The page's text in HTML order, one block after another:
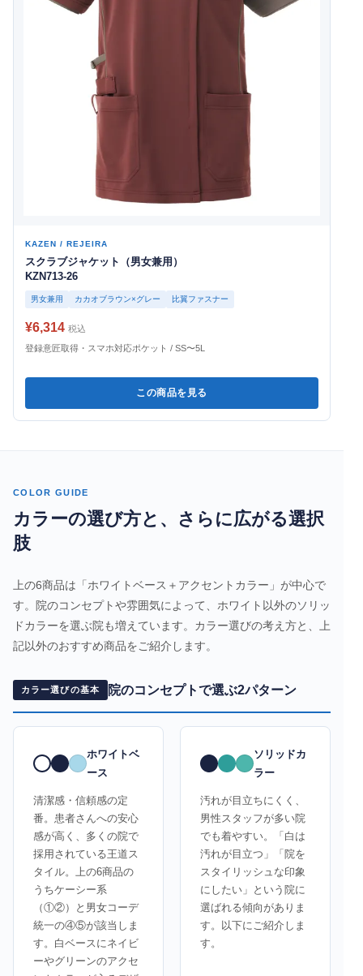
KAZEN / REJEIRA
スクラブジャケット（男女兼用）
KZN713-26
男女兼用 カカオブラウン×グレー 比翼ファスナー
¥6,314 税込
登録意匠取得・スマホ対応ポケット / SS〜5L
この商品を見る
COLOR GUIDE
カラーの選び方と、さらに広がる選択
肢
上の6商品は「ホワイトベース＋アクセントカラー」が中心で
す。院のコンセプトや雰囲気によって、ホワイト以外のソリッ
ドカラーを選ぶ院も増えています。カラー選びの考え方と、上
記以外のおすすめ商品をご紹介します。
カラー選びの基本 院のコンセプトで選ぶ2パターン
ホワイトベ
ース
清潔感・信頼感の定
番。患者さんへの安心
感が高く、多くの院で
採用されている王道ス
タイル。上の6商品の
うちケーシー系
（①②）と男女コーデ
統一の④⑤が該当しま
す。白ベースにネイビ
ーやグリーンのアクセ
ソリッドカ
ラー
汚れが目立ちにくく、
男性スタッフが多い院
でも着やすい。「白は
汚れが目立つ」「院を
スタイリッシュな印象
にしたい」という院に
選ばれる傾向がありま
す。以下にご紹介しま
す。